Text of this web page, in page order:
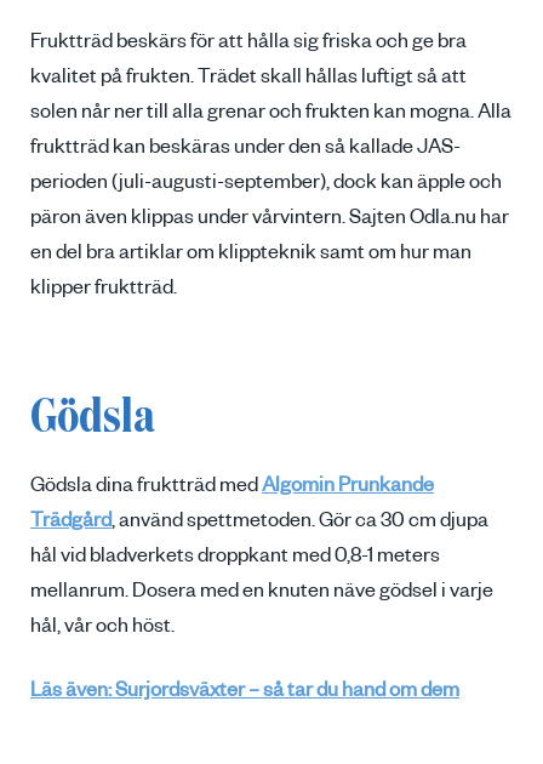
Fruktträd beskärs för att hålla sig friska och ge bra
kvalitet på frukten. Trädet skall hållas luftigt så att
solen når ner till alla grenar och frukten kan mogna. Alla
fruktträd kan beskäras under den så kallade JAS-
perioden (juli-augusti-september), dock kan äpple och
päron även klippas under vårvintern. Sajten Odla.nu har
en del bra artiklar om klippteknik samt om hur man
klipper fruktträd.
Gödsla
Gödsla dina fruktträd medAlgomin Prunkande
Trädgård, använd spettmetoden. Gör ca 30 cm djupa
hål vid bladverkets droppkant med 0,8-1 meters
mellanrum. Dosera med en knuten näve gödsel i varje
hål, vår och höst.
Läs även: Surjordsväxter – så tar du hand om dem